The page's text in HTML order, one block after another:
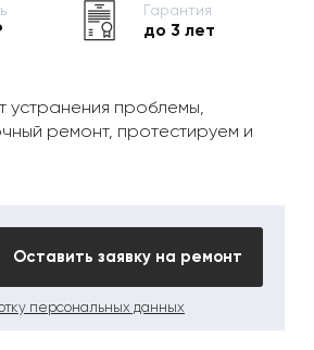
Гарантия
до 3 лет
устранения проблемы,
ремонт, протестируем и
Оставить заявку на ремонт
персональных данных